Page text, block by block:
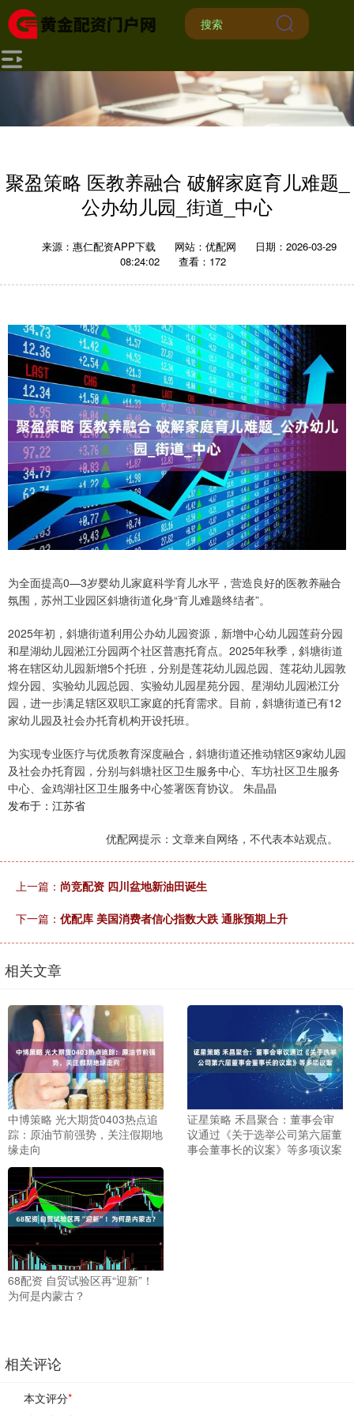
聚盈策略 医教养融合 破解家庭育儿难题_
公办幼儿园_街道_中心
来源：惠仁配资APP下载 网站：优配网
日期：2026-03-29
08:24:02
查看：172
为全面提高0—3岁婴幼儿家庭科学育儿水平，营造良好的医教养融合
氛围，苏州工业园区斜塘街道化身“育儿难题终结者”。
2025年初，斜塘街道利用公办幼儿园资源，新增中心幼儿园莲葑分园
和星湖幼儿园淞江分园两个社区普惠托育点。2025年秋季，斜塘街道
将在辖区幼儿园新增5个托班，分别是莲花幼儿园总园、莲花幼儿园敦
煌分园、实验幼儿园总园、实验幼儿园星苑分园、星湖幼儿园淞江分
园，进一步满足辖区双职工家庭的托育需求。目前，斜塘街道已有12
家幼儿园及社会办托育机构开设托班。
为实现专业医疗与优质教育深度融合，斜塘街道还推动辖区9家幼儿园
及社会办托育园，分别与斜塘社区卫生服务中心、车坊社区卫生服务
中心、金鸡湖社区卫生服务中心签署医育协议。 朱晶晶
发布于：江苏省
优配网提示：文章来自网络，不代表本站观点。
上一篇： 尚竞配资 四川盆地新油田诞生
下一篇： 优配库 美国消费者信心指数大跌 通胀预期上升
相关文章
中博策略 光大期货0403热点追
踪：原油节前强势，关注假期地
缘走向
证星策略 禾昌聚合：董事会审
议通过《关于选举公司第六届董
事会董事长的议案》等多项议案
68配资 自贸试验区再“迎新”！
为何是内蒙古？
相关评论
本文评分*